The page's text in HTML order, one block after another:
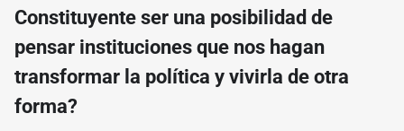
Constituyente ser una posibilidad de
pensar instituciones que nos hagan
transformar la política y vivirla de otra
forma?